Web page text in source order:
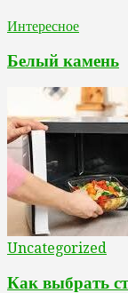
Интересное
Белый камень
Uncategorized
Как выбрать